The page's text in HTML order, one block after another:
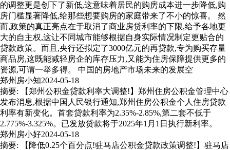
的调整更是创下了新低,这意味着居民的购房成本进一步降低,购
房门槛显著降低,给那些想要购房的家庭带来了不小的惊喜。 然
而,政策的真正亮点在于取消了商业房贷利率的下限,给予各地更
大的自主权,这让不同城市能够根据自身实际情况制定更贴合的
贷款政策。而且,央行还拟定了3000亿元的再贷款,专为购买存量
商品房,这既能减轻房企的库存压力,又能为住房保障提供更多的
资源,可谓一举多得。 中国的房地产市场未来的发展空
郑州房小知2024-05-18
摘要: 【郑州公积金贷款利率大调整!】郑州住房公积金管理中心
发布消息,根据中国人民银行通知,郑州住房公积金个人住房贷款
利率有新变化。首套贷款利率为2.35%-2.85%,第二套不低于
2.775%-3.325%。已发放贷款将于2025年1月1日执行新利率。
郑州房小好2024-05-18
摘要: 【降低0.25个百分点!驻马店公积金贷款政策调整!】驻马店